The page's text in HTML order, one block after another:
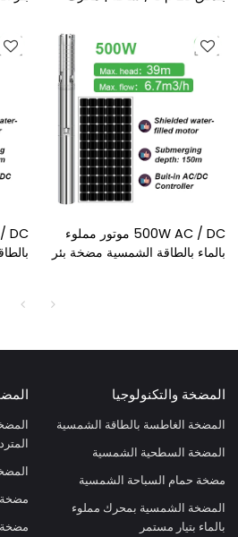
عالي التدفق | الشركة المصنعة
لمضخة المياه بالطاقة الشمسية
500W AC / DC موتور مملوء
بالماء بالطاقة الشمسية مضخة بئر
للبيع
المضخة والتكنولوجيا
المضخة الغاطسة بالطاقة الشمسية
المضخة السطحية الشمسية
مضخة حمام السباحة الشمسية
المضخة الشمسية بمحرك مملوء
بالماء بتيار مستمر
مضخة
مضخة